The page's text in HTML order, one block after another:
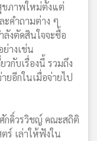
ขภาพใหม่ตั้งแต่
คำถามต่าง ๆ
งตัดสินใจจะซื้อ
างเช่น
วกับเรื่องนี้ รวมถึง
ยอีกในเมื่อจ่ายไป
กดิ์วรวิชญ์ คณะสถิติ
เล่าให้ฟังใน